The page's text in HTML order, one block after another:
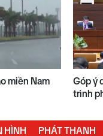
miền Nam
Góp ý
trình
HÌNH PHÁT THANH